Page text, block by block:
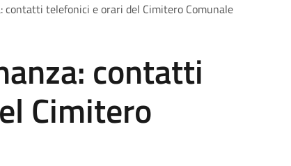
contatti telefonici e orari del Cimitero Comunale
contatti
Cimitero